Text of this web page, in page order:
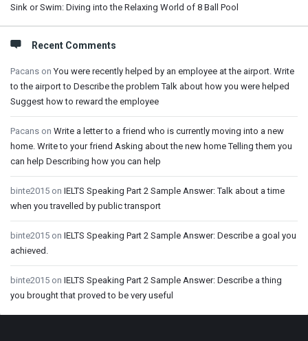
Sink or Swim: Diving into the Relaxing World of 8 Ball Pool
Recent Comments
Pacans onYou were recently helped by an employee at the airport. Write
to the airport to Describe the problem Talk about how you were helped
Suggest how to reward the employee
Pacans on Write a letter to a friend who is currently moving into a new
home. Write to your friend Asking about the new home Telling them you
can help Describing how you can help
binte2015 on IELTS Speaking Part 2 Sample Answer: Talk about a time
when you travelled by public transport
binte2015 on IELTS Speaking Part 2 Sample Answer: Describe a goal you
achieved.
binte2015 on IELTS Speaking Part 2 Sample Answer: Describe a thing
you brought that proved to be very useful